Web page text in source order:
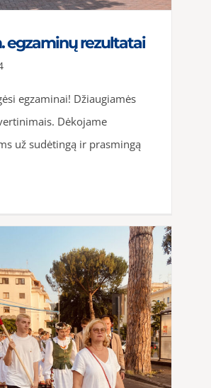
egzaminų rezultatai
egzaminai! Džiaugiamės
Dėkojame
už sudėtingą ir prasmingą